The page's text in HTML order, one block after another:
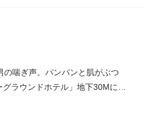
喘ぎ声。パンパンと肌がぶつ
ラウンドホテル」地下30Mに造